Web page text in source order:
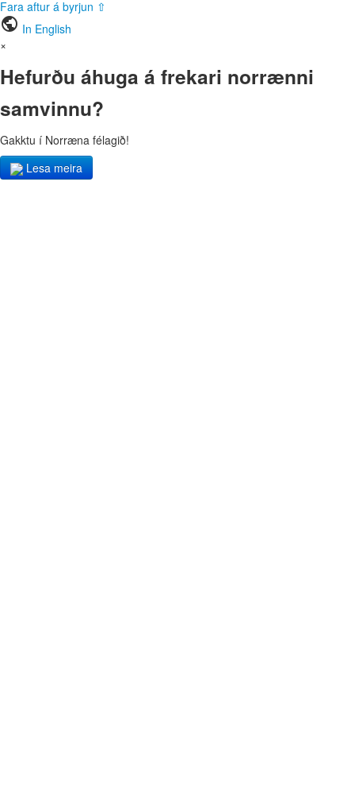
Fara aftur á byrjun ⇧
public In English
×
Hefurðu áhuga á frekari norrænni
samvinnu?
Gakktu í Norræna félagið!
Lesa meira